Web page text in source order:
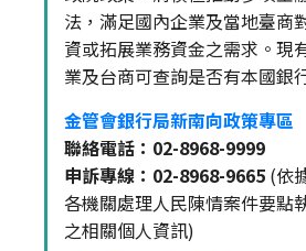
法，滿足國內企業及當地臺商
資或拓展業務資金之需求。現
業及台商可查詢是否有本國銀
金管會銀行局新南向政策專區
聯絡電話：02-8968-9999
申訴專線：02-8968-9665 (依
各機關處理人民陳情案件要點
之相關個人資訊)